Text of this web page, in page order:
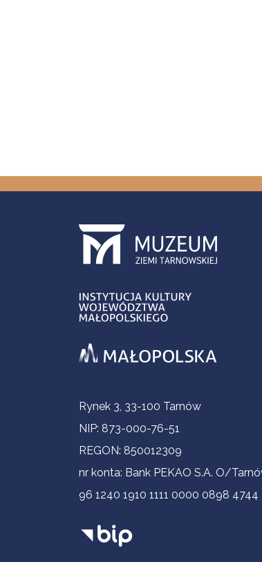
Informacje kontaktowe
Rynek 3, 33-100 Tarnów
NIP: 873-000-76-51
REGON: 850012309
nr konta: Bank PEKAO S.A. O/
96 1240 1910 1111 0000 0898 4744